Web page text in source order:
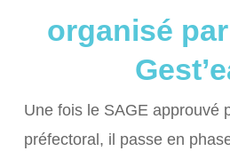
organisé
Une fois le SAGE approuvé
préfectoral, il passe en